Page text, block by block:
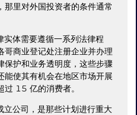
里对外国投资者的条件通常
体需要遵循一系列法律程
哥商业登记处注册企业并办理
保护和业务透明度，这些步骤
能使其有机会在地区市场开展
过 15 亿的消费者。
公司，是那些计划进行重大